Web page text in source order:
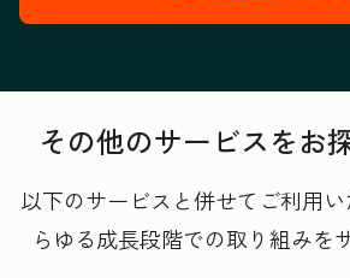
その他のサービスをお
以下のサービスと併せてご利用
らゆる成長段階での取り組みを